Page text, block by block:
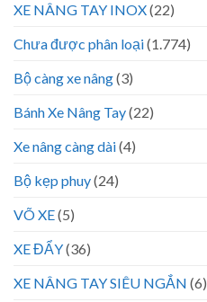
XE NÂNG TAY INOX(22)
Chưa được phân loại(1.774)
Bộ càng xe nâng(3)
Bánh Xe Nâng Tay(22)
Xe nâng càng dài(4)
Bộ kẹp phuy(24)
VÕ XE(5)
XE ĐẨY(36)
XE NÂNG TAY SIÊU NGẮN (6)